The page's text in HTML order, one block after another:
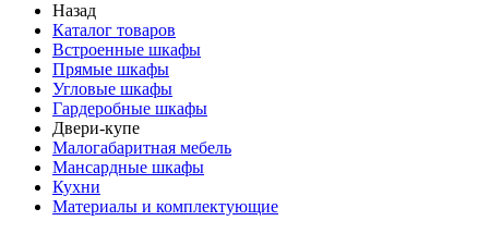
Назад
Каталог товаров
Встроенные шкафы
Прямые шкафы
Угловые шкафы
Гардеробные шкафы
Двери-купе
Малогабаритная мебель
Мансардные шкафы
Кухни
Материалы и комплектующие